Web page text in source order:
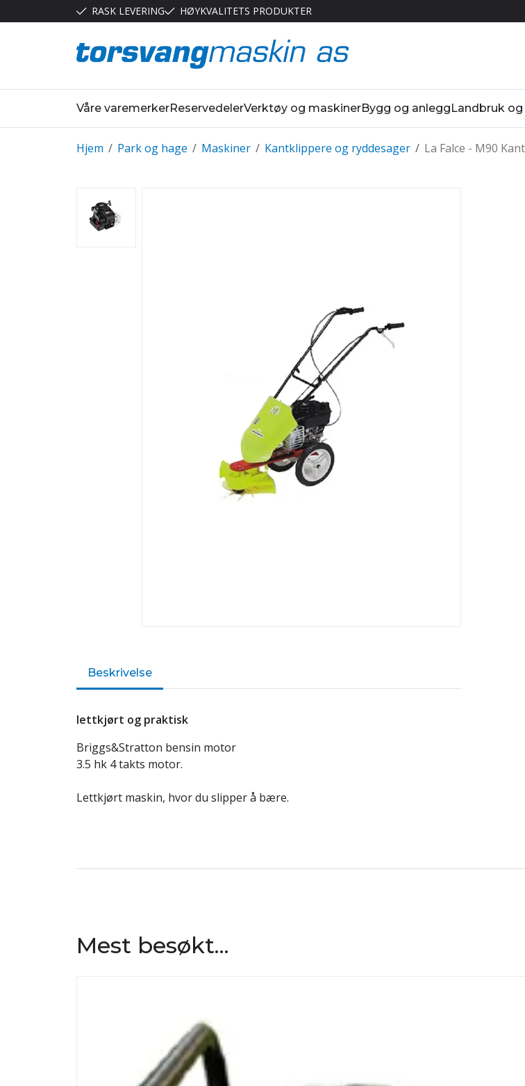
RASK LEVERING HØYKVALITETS PRODUKTER
Våre varemerkerReservedelerVerktøy og maskinerBygg og anleggLandbruk
/
Hjem /
Park og hage /
Maskiner /
Kantklippere og ryddesager La Falce - M90
Beskrivelse
lettkjørt og praktisk
Briggs&Stratton bensin motor
3.5 hk 4 takts motor.
Lettkjørt maskin, hvor du slipper å bære.
Mest besøkt...